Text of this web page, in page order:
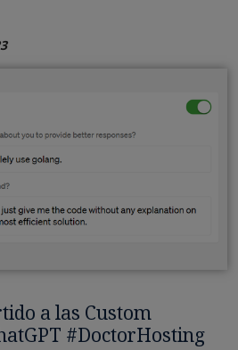
a las Custom
#DoctorHosting